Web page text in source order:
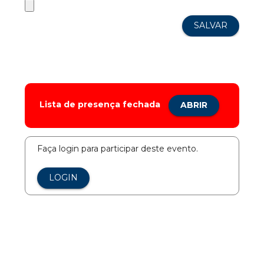
Lista de presença fechada ABRIR
Faça login para participar deste evento.
LOGIN